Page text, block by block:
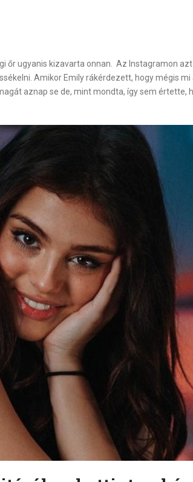
őr ugyanis kizavarta onnan. Az Instagramon
Amikor Emily rákérdezett, hogy mégis
aznap se de, mint mondta, így sem értette,